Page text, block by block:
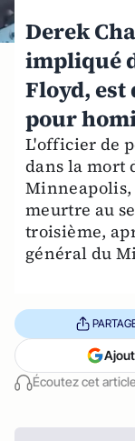
Derek
impliqué
Floyd,
pour
L'officier de
dans la mort
Minneapolis,
meurtre au
troisième,
général du
Écoutez cet